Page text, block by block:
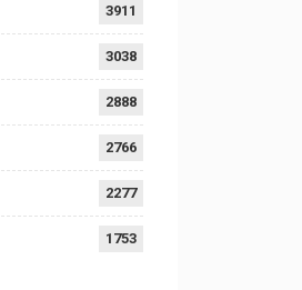
3911
3038
2888
2766
2277
1753